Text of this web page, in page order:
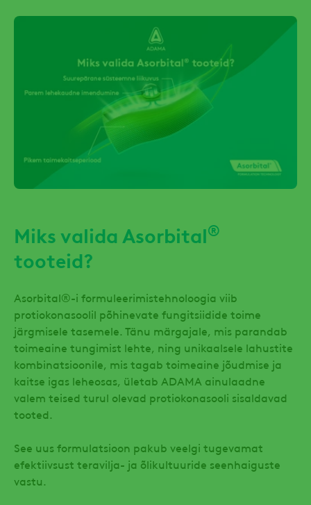
Miks valida Asorbital®
tooteid?
Asorbital®-i formuleerimistehnoloogia viib
protiokonasoolil põhinevate fungitsiidide toime
järgmisele tasemele. Tänu märgajale, mis parandab
toimeaine tungimist lehte, ning unikaalsele lahustite
kombinatsioonile, mis tagab toimeaine jõudmise ja
kaitse igas leheosas, ületab ADAMA ainulaadne
valem teised turul olevad protiokonasooli sisaldavad
tooted.
See uus formulatsioon pakub veelgi tugevamat
efektiivsust teravilja- ja õlikultuuride seenhaiguste
vastu.